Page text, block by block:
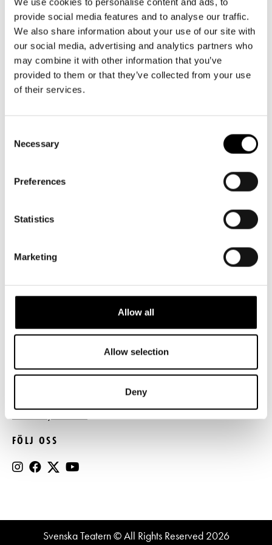
provide social media features and to analyse our traffic.
We also share information about your use of our site with
our social media, advertising and analytics partners who
may combine it with other information that you’ve
provided to them or that they’ve collected from your use
of their services.
Selection
Necessary
Preferences
Statistics
Marketing
Allow all
Allow selection
Deny
Presentkort
Tillgänglighet
Frågor & svar
Platskarta
Företag
Guidning
Teaterns verksamhet
Ensemble
Historia
Kontaktuppgifter
Press
Svenska Teatern Live
LOGGA IN
BILJETTER
Köp biljetter
biljetter@svenskateatern.fi
Biljettkassan öppnar 11.8
LÄNKAR
Press
Register- och dataskyddsbeskrivning
FÖLJ OSS
Svenska Teatern © All Rights Reserved 2026